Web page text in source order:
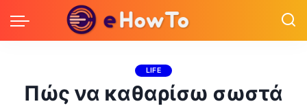
LIFE
Πώς να καθαρίσω σωστά